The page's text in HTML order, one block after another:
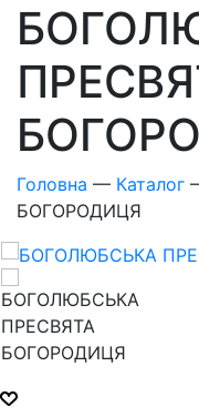
Головна — Каталог
БОГОРОДИЦЯ